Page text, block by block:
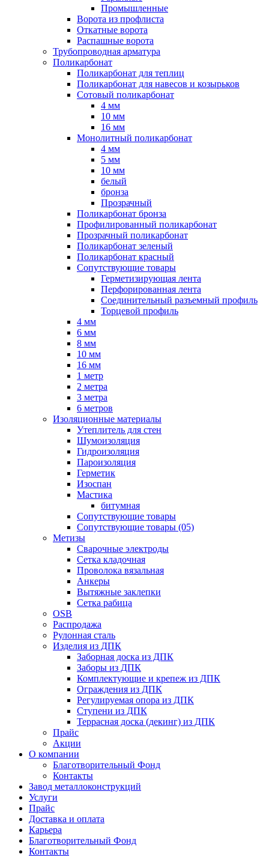
Промышленные
Ворота из профлиста
Откатные ворота
Распашные ворота
Трубопроводная арматура
Поликарбонат
Поликарбонат для теплиц
Поликарбонат для навесов и козырьков
Сотовый поликарбонат
4 мм
10 мм
16 мм
Монолитный поликарбонат
4 мм
5 мм
10 мм
белый
бронза
Прозрачный
Поликарбонат бронза
Профилированный поликарбонат
Прозрачный поликарбонат
Поликарбонат зеленый
Поликарбонат красный
Сопутствующие товары
Герметизирующая лента
Перфорированная лента
Соединительный разъемный профиль
Торцевой профиль
4 мм
6 мм
8 мм
10 мм
16 мм
1 метр
2 метра
3 метра
6 метров
Изоляционные материалы
Утеплитель для стен
Шумоизоляция
Гидроизоляция
Пароизоляция
Герметик
Изоспан
Мастика
битумная
Сопутствующие товары
Сопутствующие товары (05)
Метизы
Сварочные электроды
Сетка кладочная
Проволока вязальная
Анкеры
Вытяжные заклепки
Сетка рабица
OSB
Распродажа
Рулонная сталь
Изделия из ДПК
Заборная доска из ДПК
Заборы из ДПК
Комплектующие и крепеж из ДПК
Ограждения из ДПК
Регулируемая опора из ДПК
Ступени из ДПК
Террасная доска (декинг) из ДПК
Прайс
Акции
О компании
Благотворительный Фонд
Контакты
Завод металлоконструкций
Услуги
Прайс
Доставка и оплата
Карьера
Благотворительный Фонд
Контакты